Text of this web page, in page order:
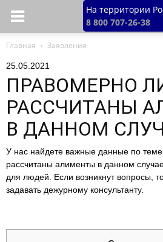
На территории
8 800 707-26-38
Главная Заявления
25.05.2021
ПРАВОМЕРНО
РАССЧИТАНЫ
В ДАННОМ
У нас найдете важные данные по
рассчитаны алименты в данном
для людей. Если возникнут вопросы,
задавать дежурному консультанту.